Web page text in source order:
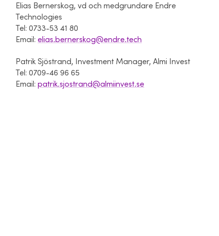
Elias Bernerskog, vd och medgrundare Endre
Technologies
Tel: 0733-53 41 80
Email: elias.bernerskog@endre.tech
Patrik Sjöstrand, Investment Manager, Almi Invest
Tel: 0709-46 96 65
Email: patrik.sjostrand@almiinvest.se